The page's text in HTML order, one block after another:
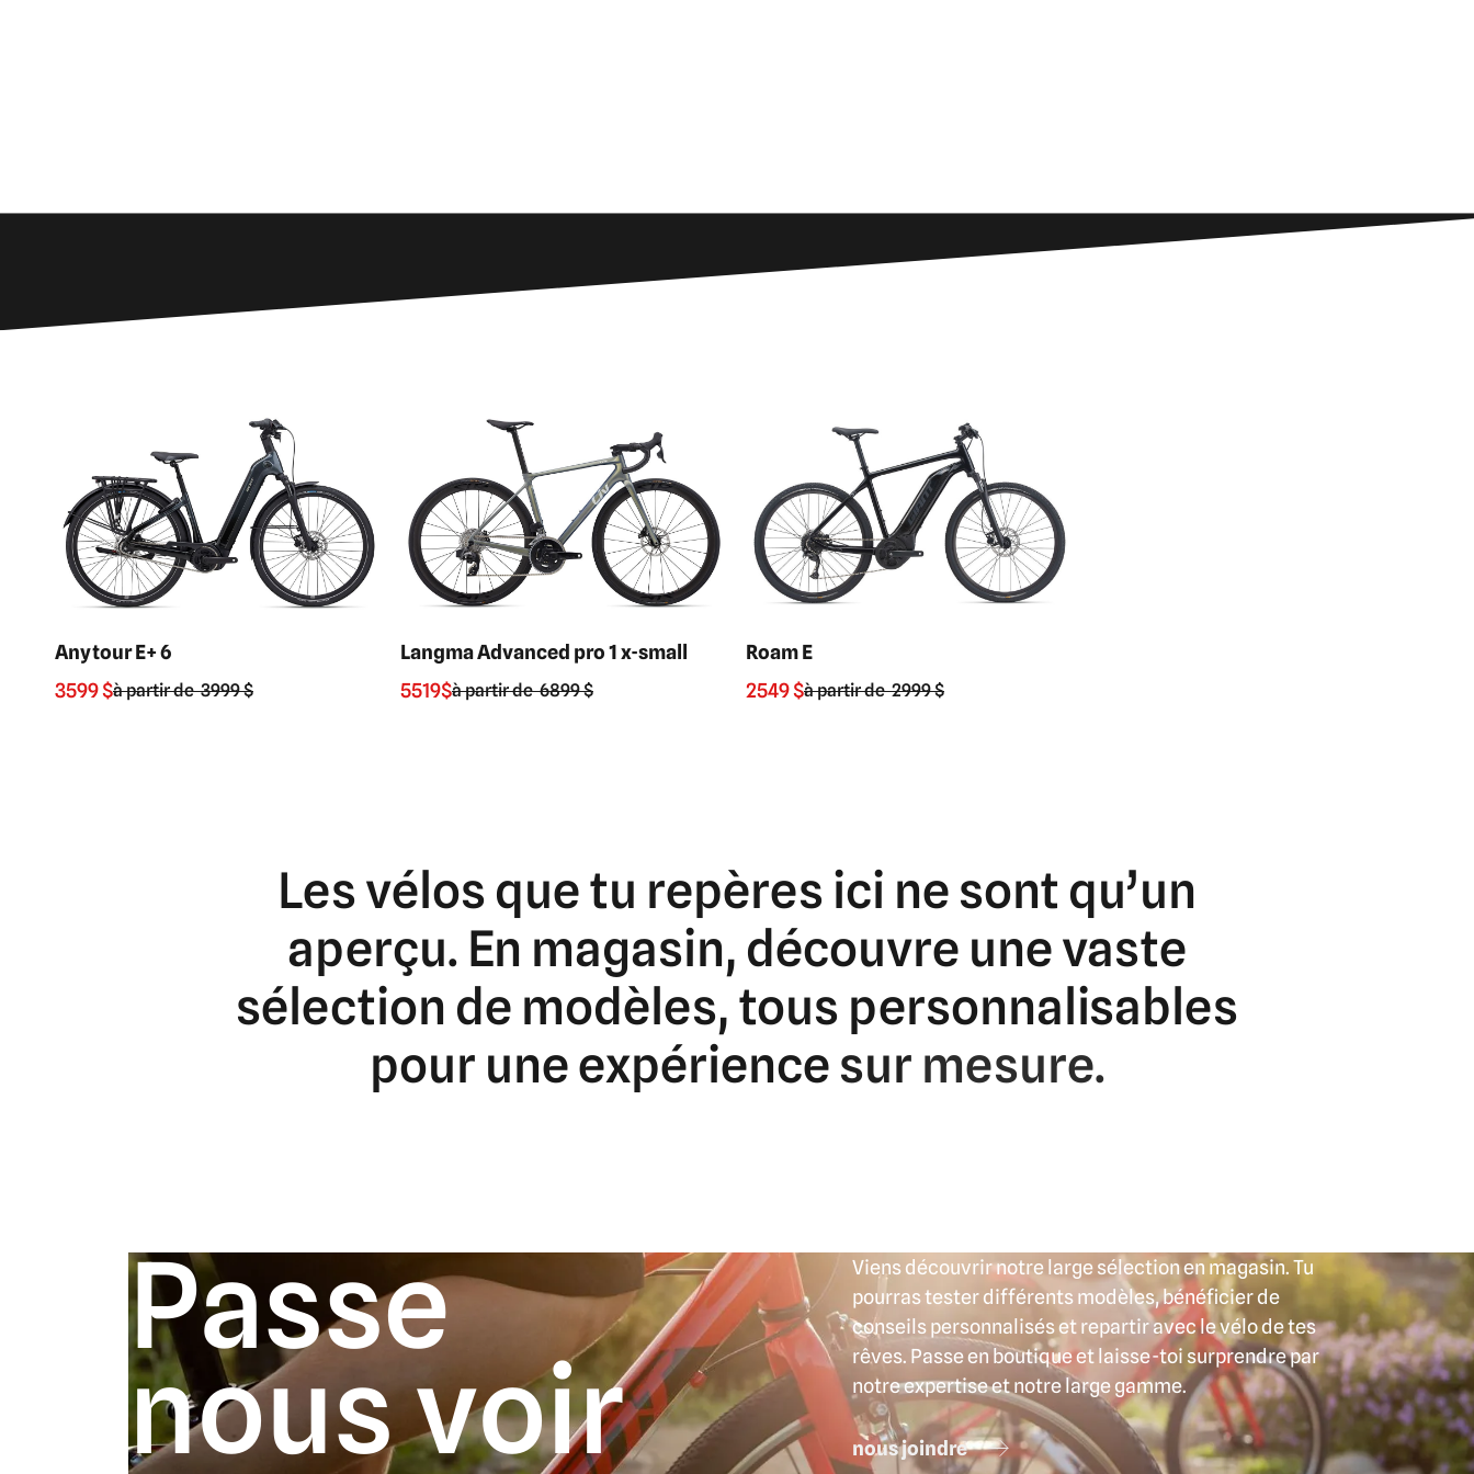
montagne
liquidation
Anytour E+ 6
3599 $à partir de3999 $
Langma Advanced pro 1 x-small
5519$à partir de6899 $
Roam E
2549 $à partir de2999 $
Lesvélos quetu repères ici ne sont qu’un
aperçu. En magasin, découvre unevaste
sélection de modèles, tous personnalisables
pour uneexpérience sur mesure.
Passe
nous voir
Viens découvrir notre large sélection en magasin. Tu
pourras tester différents modèles, bénéficier de
conseils personnalisés et repartir avec le vélo de tes
rêves. Passe en boutique et laisse-toi surprendre par
notre expertise et notre large gamme.
nous joindre